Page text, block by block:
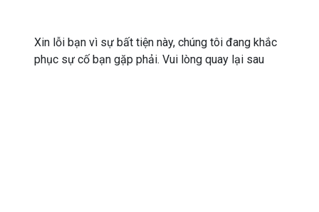
Xin lỗi bạn vì sự bất tiện này, chúng tôi đang khắc
phục sự cố bạn gặp phải. Vui lòng quay lại sau